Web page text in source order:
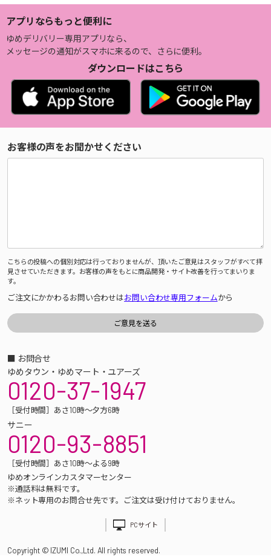
アプリならもっと便利に
ゆめデリバリー専用アプリなら、
メッセージの通知がスマホに来るので、さらに便利。
ダウンロードはこちら
お客様の声をお聞かせください
こちらの投稿への個別対応は行っておりませんが、頂いたご意見はスタッフがすべて拝
見させていただきます。お客様の声をもとに商品開発・サイト改善を行ってまいりま
す。
ご注文にかかわるお問い合わせはお問い合わせ専用フォームから
■ お問合せ
ゆめタウン・ゆめマート・ユアーズ
0120-37-1947
［受付時間］あさ10時～夕方6時
サニー
0120-93-8851
［受付時間］あさ10時～よる9時
ゆめオンラインカスタマーセンター
※通話料は無料です。
※ネット専用のお問合せ先です。ご注文は受け付けておりません。
PCサイト
Copyright © IZUMI Co.,Ltd. All rights reserved.